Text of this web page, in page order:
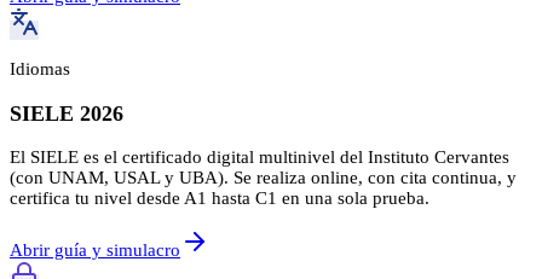
Idiomas
SIELE 2026
El SIELE es el certificado digital multinivel del Instituto Cervantes
(con UNAM, USAL y UBA). Se realiza online, con cita continua, y
certifica tu nivel desde A1 hasta C1 en una sola prueba.
Abrir guía y simulacro